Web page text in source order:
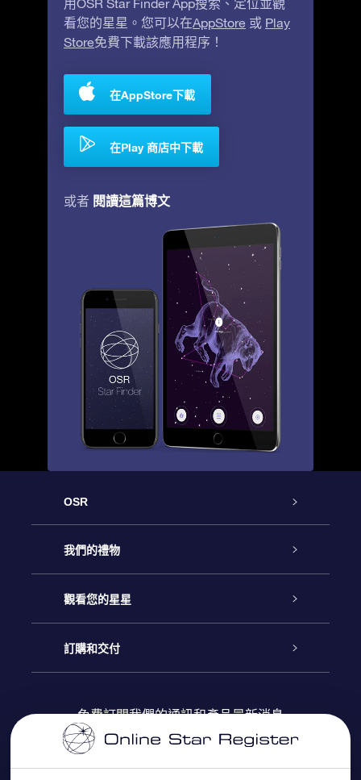
用OSR Star Finder App搜索、定位並觀
看您的星星。您可以在AppStore 或 Play
Store免費下載該應用程序！
在AppStore下載
在Play 商店中下載
或者 閱讀這篇博文
OSR
客戶服務
聯繫我們
博客
評論
我們的禮物
Online Star禮物
OSR禮物包
OSR 禮物卡
觀看您的星星
星星注册
個性化的Star Page
訂購和交付
付款資訊
免費訂閱我們的通訊和產品最新消息